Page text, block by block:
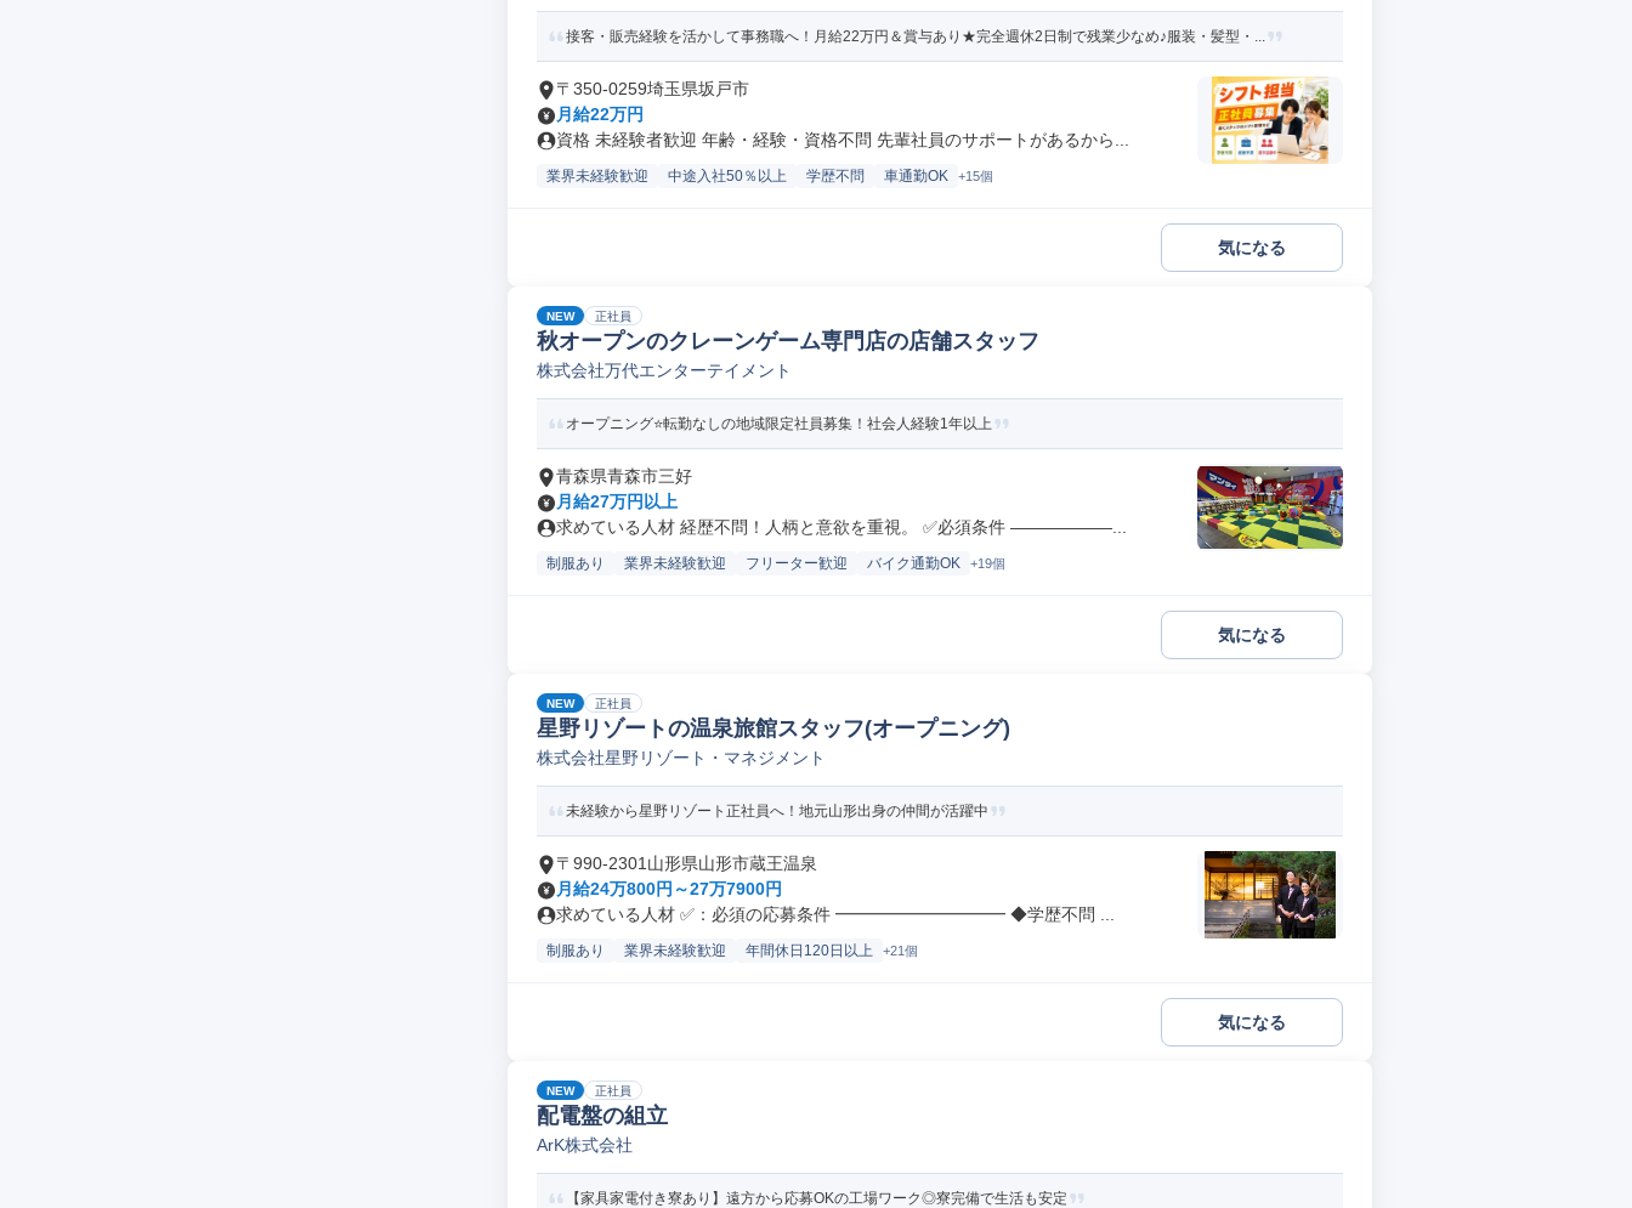
接客・販売経験を活かして事務職へ！月給22万円＆賞与あり★完全週休2日制で残業少なめ♪服装・髪型・...
〒350-0259埼玉県坂戸市
月給22万円
資格 未経験者歓迎 年齢・経験・資格不問 先輩社員のサポートがあるから...
業界未経験歓迎 中途入社50％以上 学歴不問 車通勤OK +15個
気になる
NEW 正社員
秋オープンのクレーンゲーム専門店の店舗スタッフ
株式会社万代エンターテイメント
オープニング⭐転勤なしの地域限定社員募集！社会人経験1年以上
青森県青森市三好
月給27万円以上
求めている人材 経歴不問！人柄と意欲を重視。 ✅必須条件 ――――――...
制服あり 業界未経験歓迎 フリーター歓迎 バイク通勤OK +19個
気になる
NEW 正社員
星野リゾートの温泉旅館スタッフ(オープニング)
株式会社星野リゾート・マネジメント
未経験から星野リゾート正社員へ！地元山形出身の仲間が活躍中
〒990-2301山形県山形市蔵王温泉
月給24万800円～27万7900円
求めている人材 ✅：必須の応募条件 ━━━━━━━━━━ ◆学歴不問 ...
制服あり 業界未経験歓迎 年間休日120日以上 +21個
気になる
NEW 正社員
配電盤の組立
ArK株式会社
【家具家電付き寮あり】遠方から応募OKの工場ワーク◎寮完備で生活も安定